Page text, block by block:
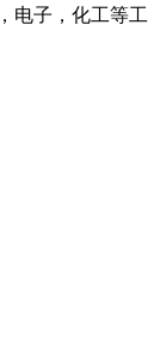
电子，化工等工